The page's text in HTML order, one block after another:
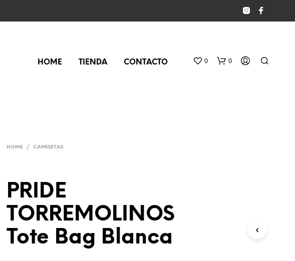
HOME TIENDA CONTACTO 0 0
HOME / CAMISETAS
PRIDE
TORREMOLINOS
Tote Bag Blanca